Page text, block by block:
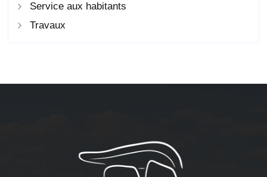
Service aux habitants
Travaux